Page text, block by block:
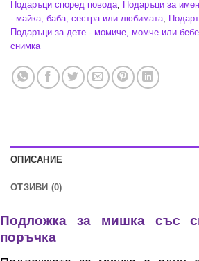
Подаръци според повода, Подаръци за
- майка, баба, сестра или любимата,
Подаръци за дете - момиче, момче или бебе
снимка
ОПИСАНИЕ
ОТЗИВИ (0)
Подложка за мишка със
поръчка